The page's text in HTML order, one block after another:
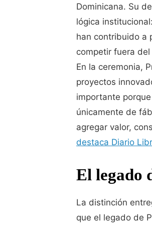
Dominicana. Su
lógica
han contribuido a
competir fuera del
En la ceremonia,
proyectos
importante
únicamente de
agregar valor,
destaca Diario
El legado
La distinción
que el legado de